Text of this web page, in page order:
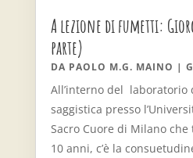
A lezione di fumetti:
parte)
DA PAOLO M.G. MAINO |
All’interno del laboratorio
saggistica presso
Sacro Cuore di Milano
10 anni, c’è la